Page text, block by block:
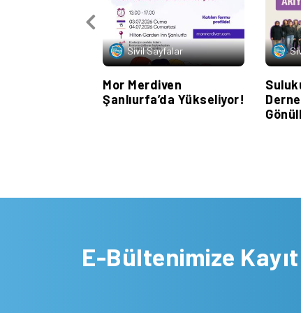
Sivil Sayfalar
Mor Merdiven
Şanlıurfa’da Yükseliyor!
E-Bültenimize